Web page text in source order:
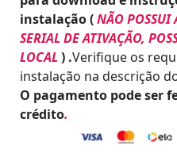
$
5
9
9
.
0
0
0
.
instalação (NÃO POSSUI
SERIAL DE ATIVAÇÃO,
LOCAL) .Verifique os
instalação na descrição
O pagamento pode ser
crédito.